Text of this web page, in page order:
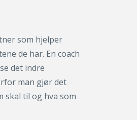
som hjelper
de har. En coach
det indre
man gjør det
skal til og hva som